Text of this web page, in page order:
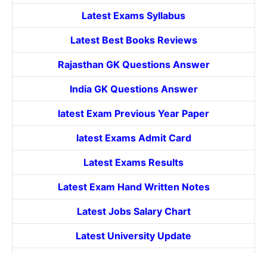
Latest Exams Syllabus
Latest Best Books Reviews
Rajasthan GK Questions Answer
India GK Questions Answer
latest Exam Previous Year Paper
latest Exams Admit Card
Latest Exams Results
Latest Exam Hand Written Notes
Latest Jobs Salary Chart
Latest University Update